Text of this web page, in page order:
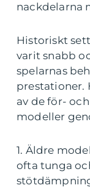
nackdelarna
Historiskt
varit snabb
spelarnas
prestationer.
av de för-
modeller
1. Äldre
ofta tunga